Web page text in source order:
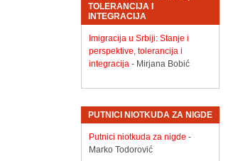
TOLERANCIJA I
INTEGRACIJA
Imigracija u Srbiji: Stanje i
perspektive, tolerancija i
integracija- Mirjana Bobić
PUTNICI NIOTKUDA ZA NIGDE
Putnici niotkuda za nigde -
Marko Todorović